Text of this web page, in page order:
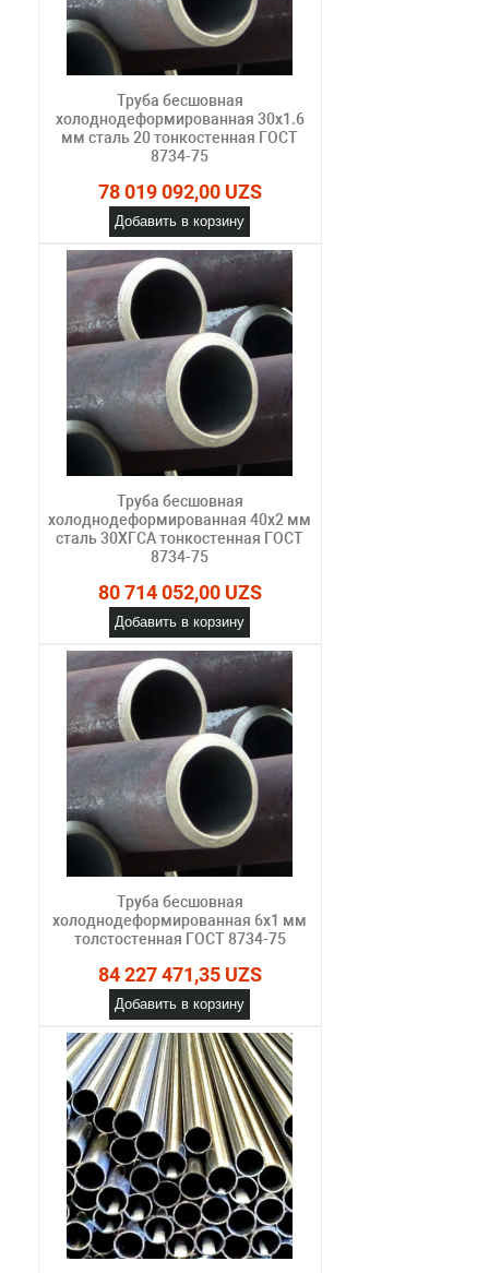
Труба бесшовная
холоднодеформированная 30х1.6
мм сталь 20 тонкостенная ГОСТ
8734-75
78 019 092,00 UZS
Добавить в корзину
Труба бесшовная
холоднодеформированная 40х2 мм
сталь 30ХГСА тонкостенная ГОСТ
8734-75
80 714 052,00 UZS
Добавить в корзину
Труба бесшовная
холоднодеформированная 6х1 мм
толстостенная ГОСТ 8734-75
84 227 471,35 UZS
Добавить в корзину